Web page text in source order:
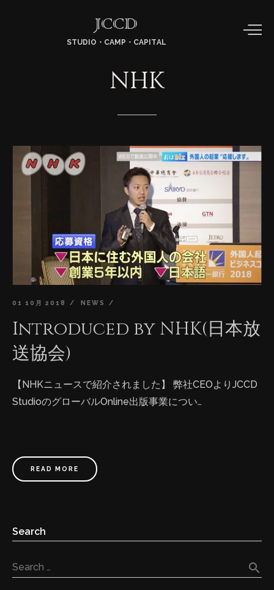
JCCD
STUDIO・CAMP・CAPITAL
NHK
01 10月 2018 NEWS
Introduced by NHK(日本放
送協会)
【NHKニュースで紹介されました】 弊社CEOよりJCCD
StudioのグローバルOnline出版事業につい…
READ MORE
Search
Search … search